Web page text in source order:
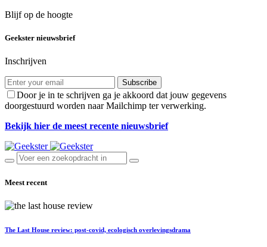
Blijf op de hoogte
Geekster nieuwsbrief
Inschrijven
Subscribe
Door je in te schrijven ga je akkoord dat jouw gegevens
doorgestuurd worden naar Mailchimp ter verwerking.
Bekijk hier de meest recente nieuwsbrief
Meest recent
The Last House review: post-covid, ecologisch overlevingsdrama